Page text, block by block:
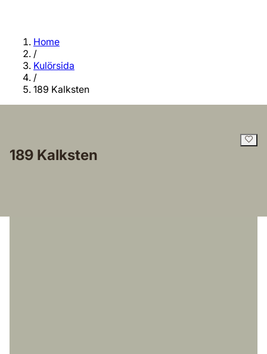
Home
/
Kulörsida
/
189 Kalksten
189 Kalksten